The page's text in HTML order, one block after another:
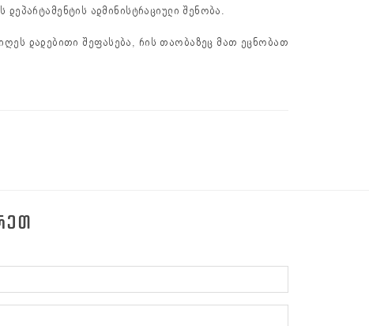
ადმინისტრაციული შენობა.
დადებითი შეფასება, რის თაობაზეც მათ ეცნობათ